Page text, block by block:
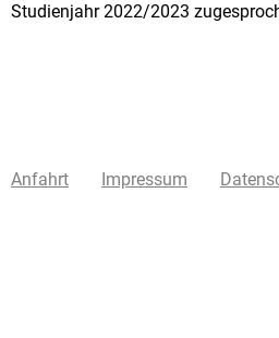
Studienjahr 2022/2023
Anfahrt Impressum